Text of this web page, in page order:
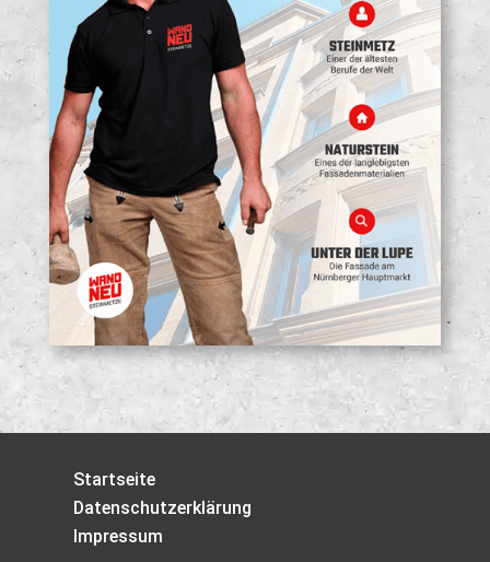
Startseite
Datenschutzerklärung
Impressum